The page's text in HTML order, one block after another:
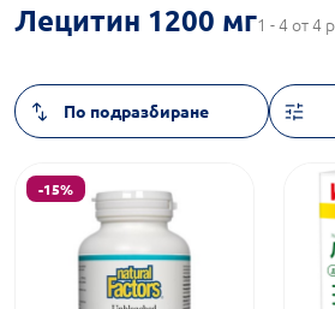
Лецитин 1200 мг1 - 4 от 4
-15%